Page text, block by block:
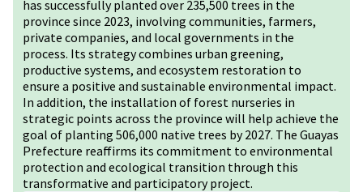
has successfully planted over 235,500 trees in the
province since 2023, involving communities, farmers,
private companies, and local governments in the
process. Its strategy combines urban greening,
productive systems, and ecosystem restoration to
ensure a positive and sustainable environmental impact.
In addition, the installation of forest nurseries in
strategic points across the province will help achieve the
goal of planting 506,000 native trees by 2027. The Guayas
Prefecture reaffirms its commitment to environmental
protection and ecological transition through this
transformative and participatory project.